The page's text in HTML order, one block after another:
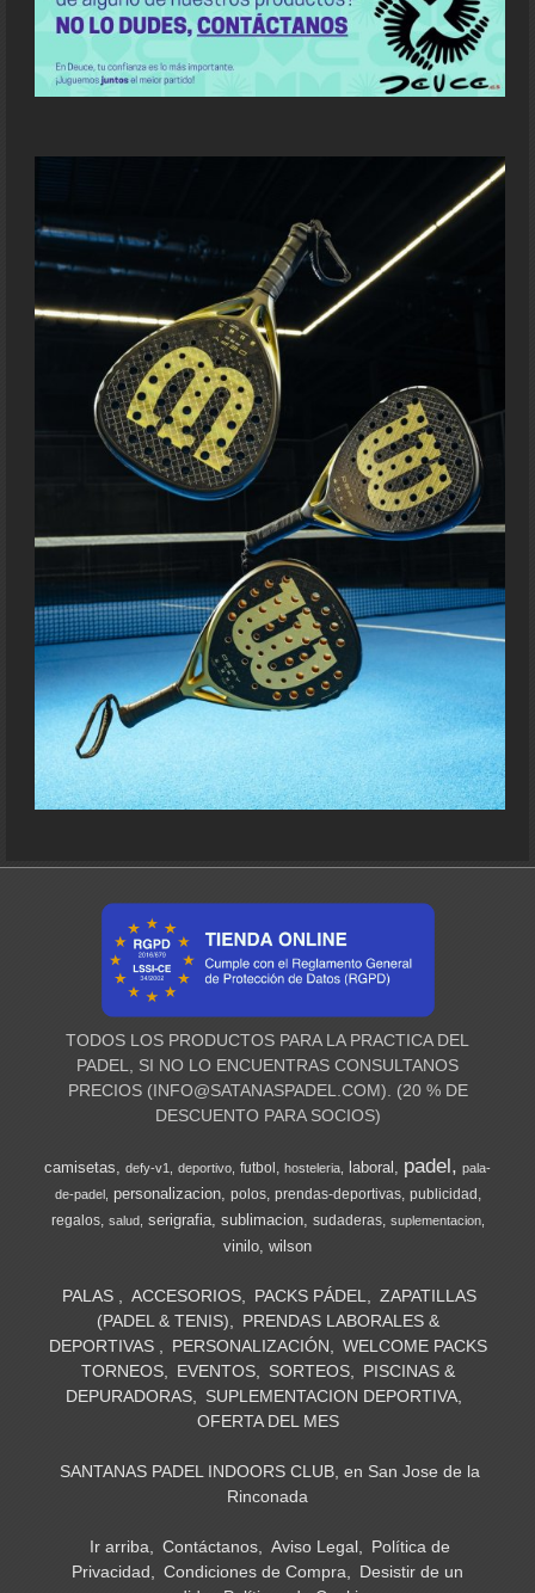
TODOS LOS PRODUCTOS PARA LA PRACTICA DEL
PADEL, SI NO LO ENCUENTRAS CONSULTANOS
PRECIOS (INFO@SATANASPADEL.COM). (20 % DE
DESCUENTO PARA SOCIOS)
camisetas defy-v1 deportivo futbol hosteleria laboral padel
pala-
de-padel
personalizacion polos prendas-deportivas publicidad
regalos
salud serigrafia sublimacion sudaderas suplementacion
vinilo wilson
PALAS ACCESORIOS PACKS PÁDEL
ZAPATILLAS
(PADEL & TENIS)
PRENDAS LABORALES &
DEPORTIVAS
PERSONALIZACIÓN
WELCOME PACKS
TORNEOS
EVENTOS SORTEOS
PISCINAS &
DEPURADORAS
SUPLEMENTACION DEPORTIVA
OFERTA DEL MES
SANTANAS PADEL INDOORS CLUB, en San Jose de la
Rinconada
Ir arriba Contáctanos Aviso Legal
Política de
Privacidad
Condiciones de Compra
Desistir de un